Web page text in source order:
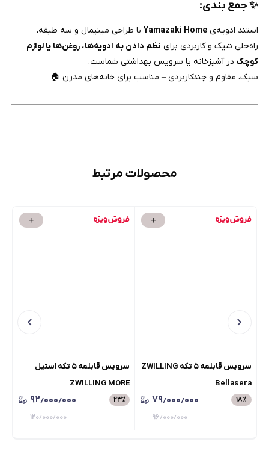
✨ جمع بندی:
استند ادویه‌ی Yamazaki Homeبا طراحی مینیمال و سه طبقه،
راه‌حلی شیک و کاربردی برای نظم دادن به ادویه‌ها، روغن‌ها یا لوازم
کوچکدر آشپزخانه یا سرویس بهداشتی شماست.
سبک، مقاوم و چندکاربردی – مناسب برای خانه‌های مدرن 🏠
محصولات مرتبط
سرویس قابلمه ۵ تکه ZWILLING
Bellasera
۱۸٪ ۷۹٫۰۰۰٫۰۰۰
۹۶٫۰۰۰٫۰۰۰
سرویس قابلمه ۵ تکه استیل
ZWILLING MORE
۲۳٪ ۹۲٫۰۰۰٫۰۰۰
۱۲۰٫۰۰۰٫۰۰۰